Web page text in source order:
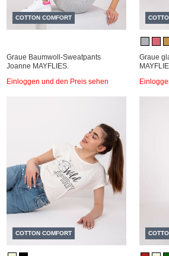
COTTON COMFORT
Graue Baumwoll-Sweatpants
Joanne MAYFLIES.
Einloggen und den Preis sehen
Graue
COTTON COMFORT